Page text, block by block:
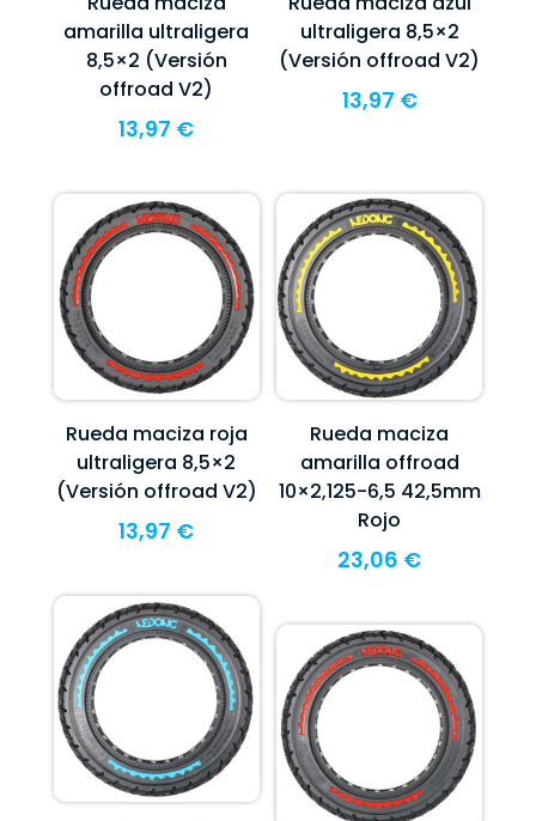
amarilla ultraligera
8,5×2 (Versión
offroad V2)
13,97 €
ultraligera 8,5×2
(Versión offroad V2)
13,97 €
Rueda maciza roja
ultraligera 8,5×2
(Versión offroad V2)
13,97 €
Rueda maciza
amarilla offroad
10×2,125-6,5 42,5mm
Rojo
23,06 €